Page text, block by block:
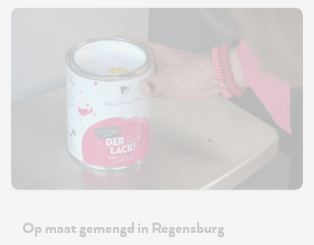
Op maat gemengd in Regensburg